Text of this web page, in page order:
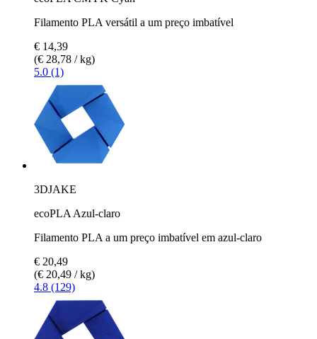
Filamento PLA versátil a um preço imbatível
€ 14,39
(€ 28,78 / kg)
5.0 (1)
3DJAKE
ecoPLA Azul-claro
Filamento PLA a um preço imbatível em azul-claro
€ 20,49
(€ 20,49 / kg)
4.8 (129)